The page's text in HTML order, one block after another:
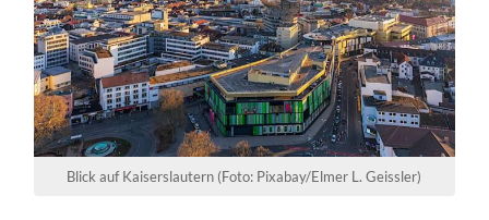
Blick auf Kaiserslautern (Foto: Pixabay/Elmer L. Geissler)